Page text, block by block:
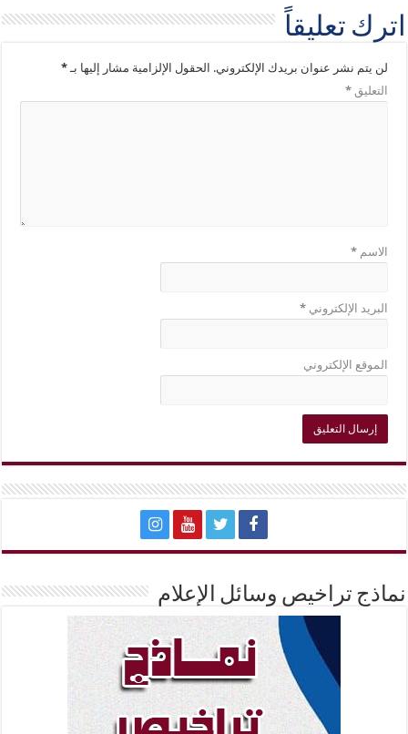
اترك تعليقاً
لن يتم نشر عنوان بريدك الإلكتروني. الحقول الإلزامية مشار إليها بـ*
التعليق*
الاسم*
البريد الإلكتروني*
الموقع الإلكتروني
نماذج تراخيص وسائل الإعلام